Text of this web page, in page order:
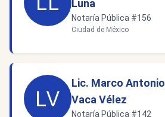
Luna
Notaría Pública #156
Ciudad de México
Lic. Marco Antonio
Vaca Vélez
Notaría Pública #142